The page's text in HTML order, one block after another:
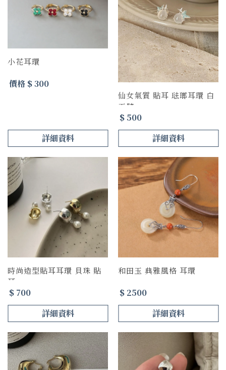
小花耳環
價格 $ 300
詳細資料
仙女氣質 貼耳 琺瑯耳環 白
玉髓
$ 500
詳細資料
時尚造型貼耳耳環 貝珠 貼
耳
$ 700
詳細資料
和田玉 典雅風格 耳環
$ 2500
詳細資料